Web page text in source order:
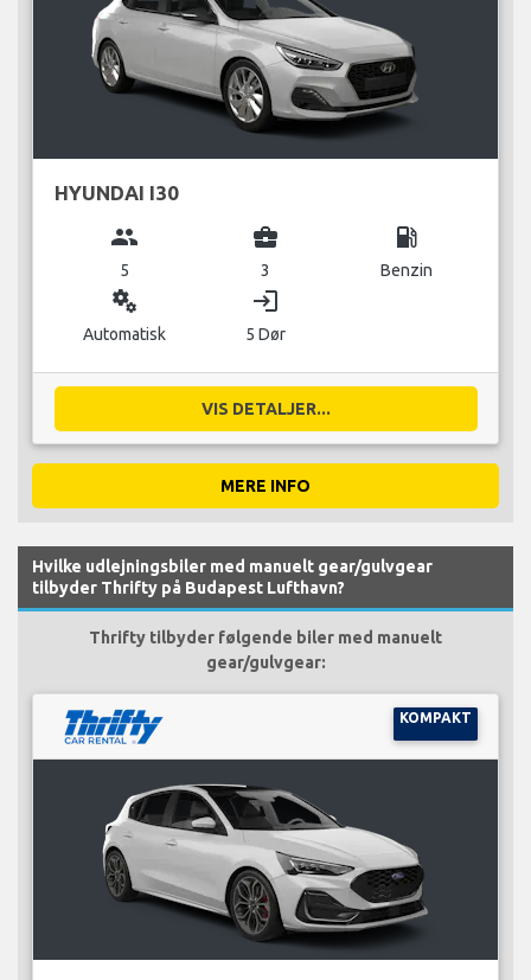
HYUNDAI I30
group
5
business_center
3
local_gas_station
Benzin
miscellaneous_services
Automatisk
login
5 Dør
VIS DETALJER...
MERE INFO
Hvilke udlejningsbiler med manuelt gear/gulvgear
tilbyder Thrifty på Budapest Lufthavn?
Thrifty tilbyder følgende biler med manuelt
gear/gulvgear:
KOMPAKT